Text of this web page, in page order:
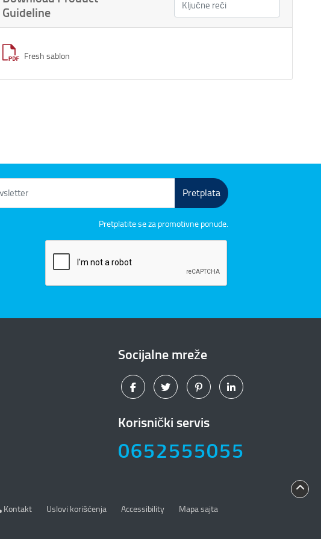
Guideline
Fresh sablon
Pretplata
Pretplatite se za promotivne ponude.
Socijalne mreže
Korisnički servis
0652555055
Kontakt
Kontakt Uslovi korišćenja Accessibility
Mapa sajta